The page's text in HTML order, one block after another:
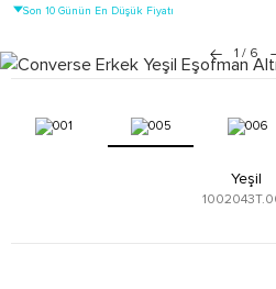
Son 10 Günün En Düşük Fiyatı
1 / 6
Yeşil